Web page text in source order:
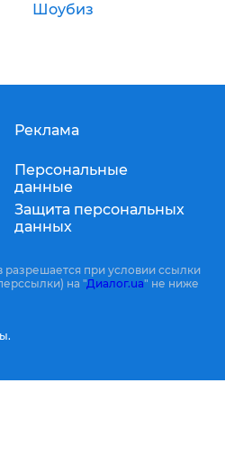
Шоубиз
Реклама
Персональные
данные
Защита персональных
данных
при условии ссылки
на "Диалог.ua" не ниже